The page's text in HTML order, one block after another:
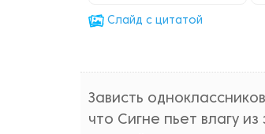
Cлайд с цитатой
Зависть
что Сигне пьет влагу